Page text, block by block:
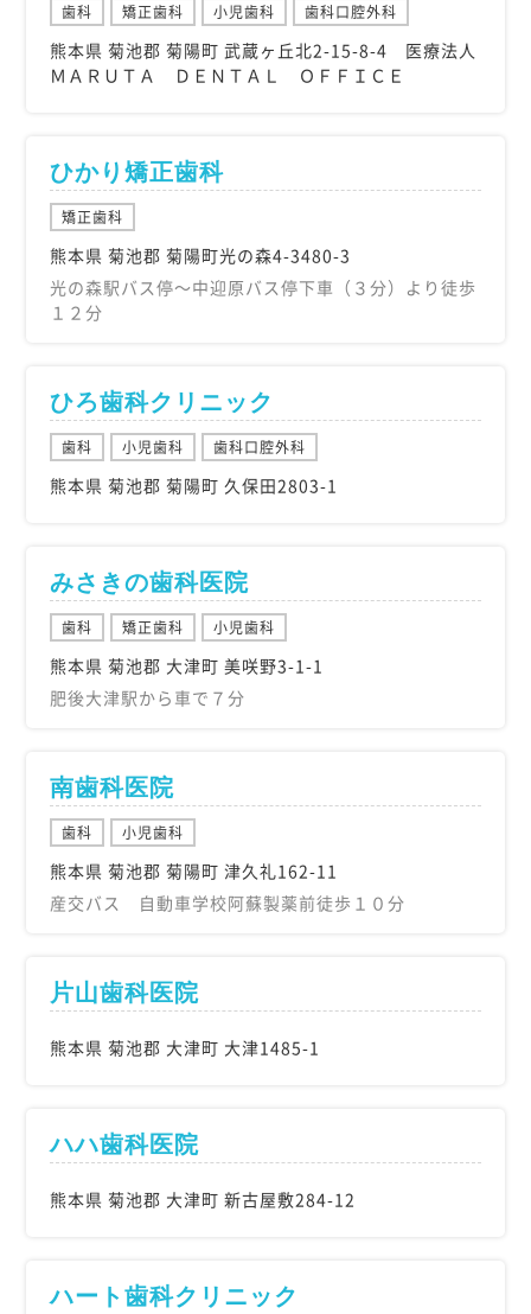
歯科 矯正歯科 小児歯科 歯科口腔外科
熊本県 菊池郡 菊陽町 武蔵ヶ丘北2-15-8-4 医療法人
ＭＡＲＵＴＡ ＤＥＮＴＡＬ ＯＦＦＩＣＥ
ひかり矯正歯科
矯正歯科
熊本県 菊池郡 菊陽町光の森4-3480-3
光の森駅バス停～中迎原バス停下車（３分）より徒歩
１２分
ひろ歯科クリニック
歯科 小児歯科 歯科口腔外科
熊本県 菊池郡 菊陽町 久保田2803-1
みさきの歯科医院
歯科 矯正歯科 小児歯科
熊本県 菊池郡 大津町 美咲野3-1-1
肥後大津駅から車で７分
南歯科医院
歯科 小児歯科
熊本県 菊池郡 菊陽町 津久礼162-11
産交バス 自動車学校阿蘇製薬前徒歩１０分
片山歯科医院
熊本県 菊池郡 大津町 大津1485-1
ハハ歯科医院
熊本県 菊池郡 大津町 新古屋敷284-12
ハート歯科クリニック